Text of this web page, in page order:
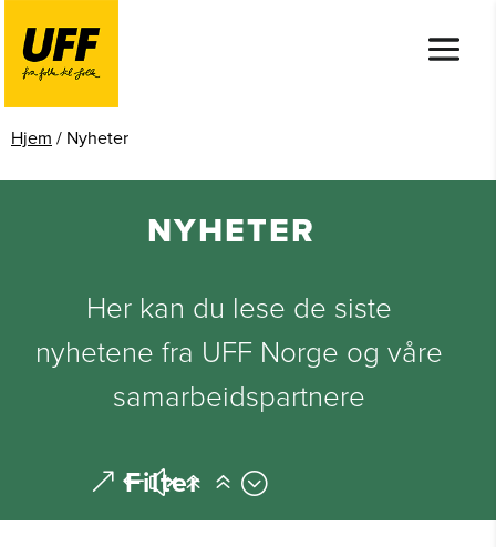
Hjem / Nyheter
NYHETER
Her kan du lese de siste
nyhetene fra UFF Norge og våre
samarbeidspartnere
Filter